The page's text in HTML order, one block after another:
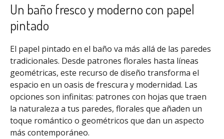
n
Un baño fresco y moderno con papel
pintado
El papel pintado en el baño va más allá de las paredes
tradicionales. Desde patrones florales hasta líneas
geométricas, este recurso de diseño transforma el
espacio en un oasis de frescura y modernidad. Las
opciones son infinitas: patrones con hojas que traen
la naturaleza a tus paredes, florales que añaden un
toque romántico o geométricos que dan un aspecto
más contemporáneo.